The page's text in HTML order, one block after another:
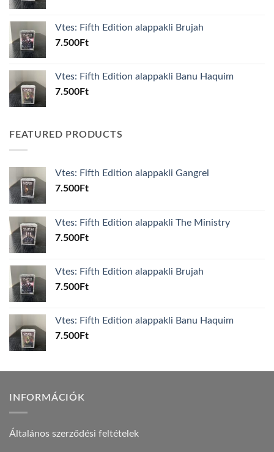
Vtes: Fifth Edition alappakli Brujah
7.500Ft
Vtes: Fifth Edition alappakli Banu Haquim
7.500Ft
FEATURED PRODUCTS
Vtes: Fifth Edition alappakli Gangrel
7.500Ft
Vtes: Fifth Edition alappakli The Ministry
7.500Ft
Vtes: Fifth Edition alappakli Brujah
7.500Ft
Vtes: Fifth Edition alappakli Banu Haquim
7.500Ft
INFORMÁCIÓK
Általános szerződési feltételek